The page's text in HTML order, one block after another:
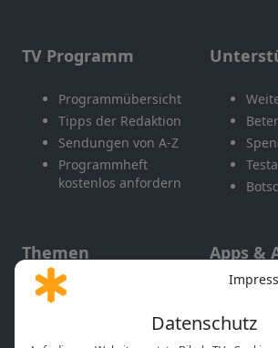
TV Programm
Programmübersicht
Tipps der Redaktion
Sendungen von A-Z
Programmheft
kostenlos anfordern
Themen
Gott und Bibel erklärt
Apps &